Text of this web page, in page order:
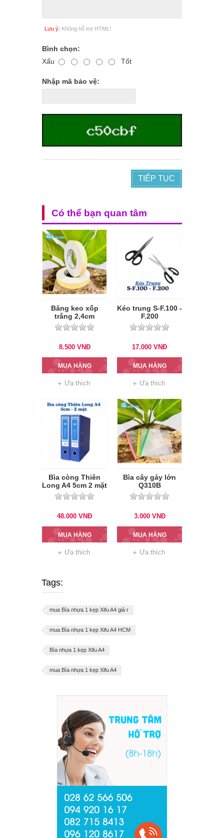
Lưu ý: Không hỗ trợ HTML!
Bình chọn:
Xấu
Tốt
Nhập mã bảo vệ:
TIẾP TỤC
Có thể bạn quan tâm
Băng keo xốp
trắng 2,4cm
8.500 VNĐ
MUA HÀNG
Ưa thích
Kéo trung S-F.100 -
F.200
17.000 VNĐ
MUA HÀNG
Ưa thích
Bìa còng Thiên
Long A4 5cm 2 mặt
si
48.000 VNĐ
MUA HÀNG
Ưa thích
Bìa cây gáy lớn
Q310B
3.000 VNĐ
MUA HÀNG
Ưa thích
Tags:
mua Bìa nhựa 1 kẹp Xifu A4 giá r
mua Bìa nhựa 1 kẹp Xifu A4 HCM
Bìa nhựa 1 kẹp Xifu A4
mua Bìa nhựa 1 kẹp Xifu A4